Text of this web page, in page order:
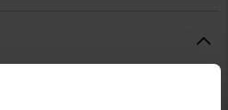
Trinkglas 475 ml 4er Set